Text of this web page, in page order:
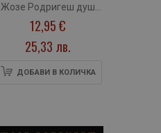
Жозе Родригеш душ
Сантуш
12,95 €
25,33 лв.
ДОБАВИ В КОЛИЧКА